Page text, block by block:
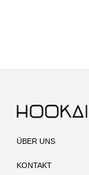
ÜBER UNS
KONTAKT